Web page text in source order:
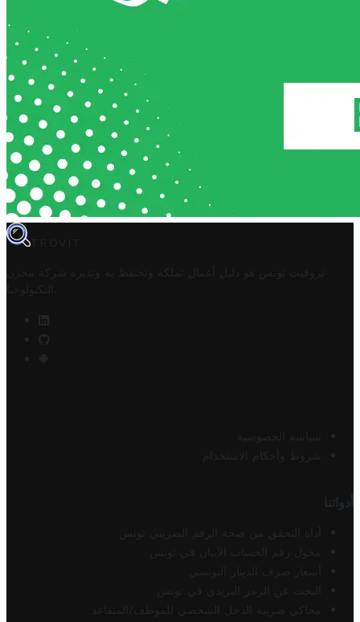
TROVIT
تروفيت تونس هو دليل أعمال تملكه وتحتفظ به وتديره
شركة مخزن
التكنولوجيا
سياسة الخصوصية
شروط وأحكام الاستخدام
أدواتنا
أداة التحقق من صحة الرقم الضريبي تونس
محول رقم الحساب الآيبان في تونس
أسعار صرف الدينار التونسي
البحث عن الرمز البريدي في تونس
محاكي ضريبة الدخل الشخصي للموظف/المتقاعد